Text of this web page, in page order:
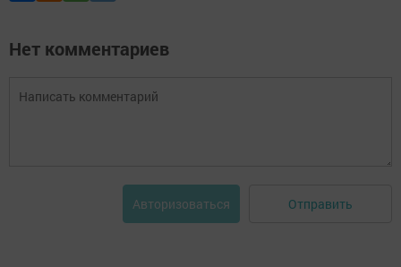
Нет комментариев
Авторизоваться Отправить